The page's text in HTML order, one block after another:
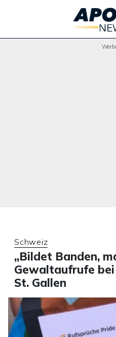
Schweiz
„Bildet Banden,
Gewaltaufrufe
St. Gallen